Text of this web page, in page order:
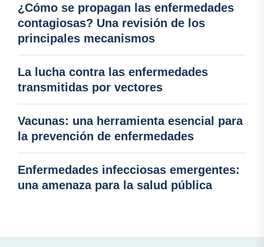
¿Cómo se propagan las enfermedades
contagiosas? Una revisión de los
principales mecanismos
La lucha contra las enfermedades
transmitidas por vectores
Vacunas: una herramienta esencial para
la prevención de enfermedades
Enfermedades infecciosas emergentes:
una amenaza para la salud pública